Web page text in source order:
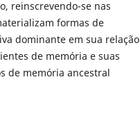
reinscrevendo-se nas
formas de
dominante em sua relação
de memória e suas
de memória ancestral